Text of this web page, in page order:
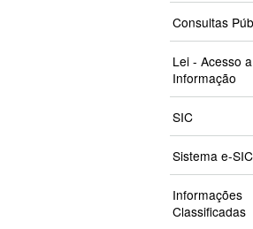
Consultas
Lei - Acesso a
Informação
SIC
Sistema e-SIC
Informações
Classificadas